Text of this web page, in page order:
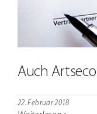
Auch
22. Februar 2018